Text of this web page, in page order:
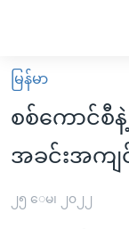
လွယ်ကူ
စေ
များ
မူလစာမျက်နှာ
မြန်မာ
ကမ္ဘာ့သတင်းများ
မြန်မာ
စစ်ကောင်စီ
အခင်းအကျ
၂၅ ေမ၊ ၂၀၂၂